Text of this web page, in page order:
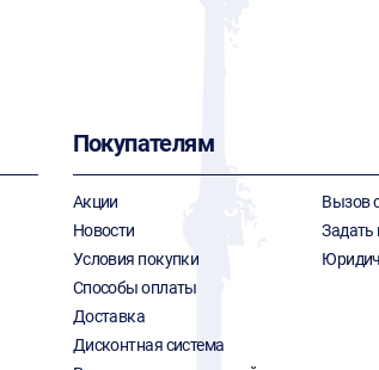
Покупателям
Акции
Новости
Условия покупки
Способы оплаты
Доставка
Дисконтная система
Вызов
Задать